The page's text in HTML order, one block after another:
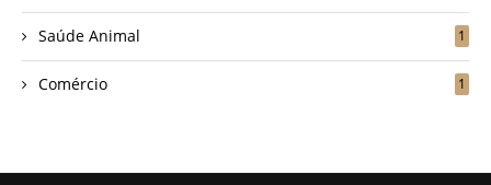
Saúde Animal 1
Comércio 1